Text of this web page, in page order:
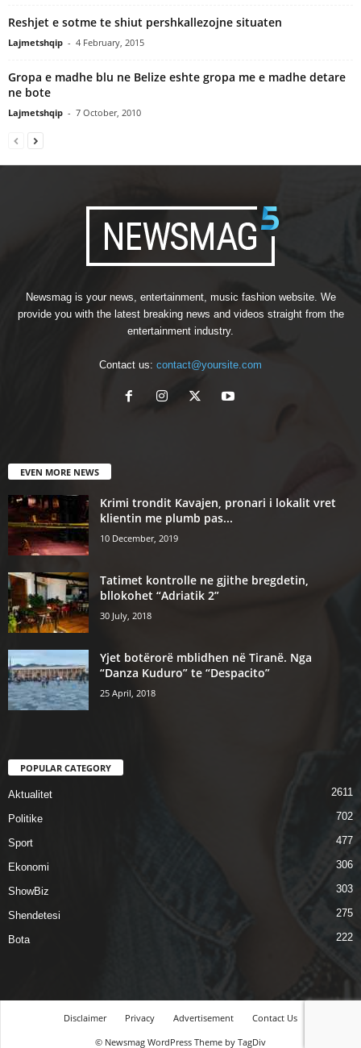
Reshjet e sotme te shiut pershkallezojne situaten
Lajmetshqip - 4 February, 2015
Gropa e madhe blu ne Belize eshte gropa me e madhe detare
ne bote
Lajmetshqip - 7 October, 2010
Newsmag is your news, entertainment, music fashion website. We
provide you with the latest breaking news and videos straight from the
entertainment industry.
Contact us: contact@yoursite.com
EVEN MORE NEWS
Krimi trondit Kavajen, pronari i lokalit vret
klientin me plumb pas...
10 December, 2019
Tatimet kontrolle ne gjithe bregdetin,
bllokohet “Adriatik 2”
30 July, 2018
Yjet botërorë mblidhen në Tiranë. Nga
“Danza Kuduro” te “Despacito”
25 April, 2018
POPULAR CATEGORY
Aktualitet 2611
Politike 702
Sport 477
Ekonomi 306
ShowBiz 303
Shendetesi 275
Bota 222
Disclaimer Privacy Advertisement
Contact Us
© Newsmag WordPress Theme by TagDiv